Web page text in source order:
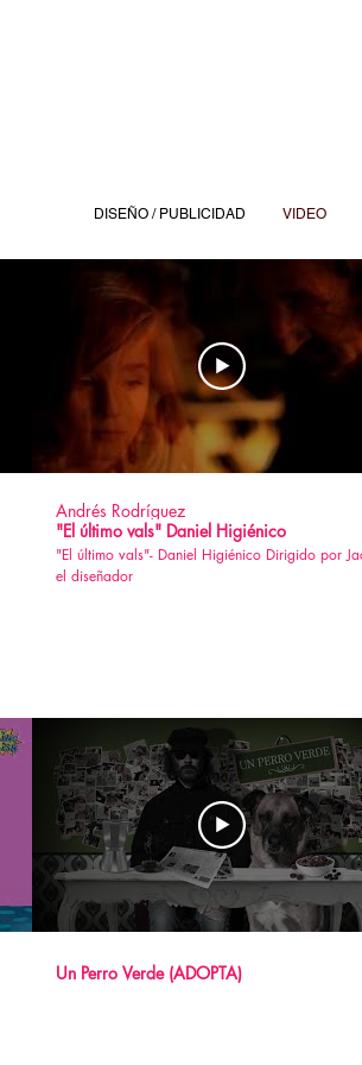
Andrés Rodríguez
"El último vals" Daniel Higiénico
"El último vals"- Daniel Higiénico Dirigido por Jack
el diseñador
Un Perro Verde (ADOPTA)
DISEÑO / PUBLICIDAD VIDEO